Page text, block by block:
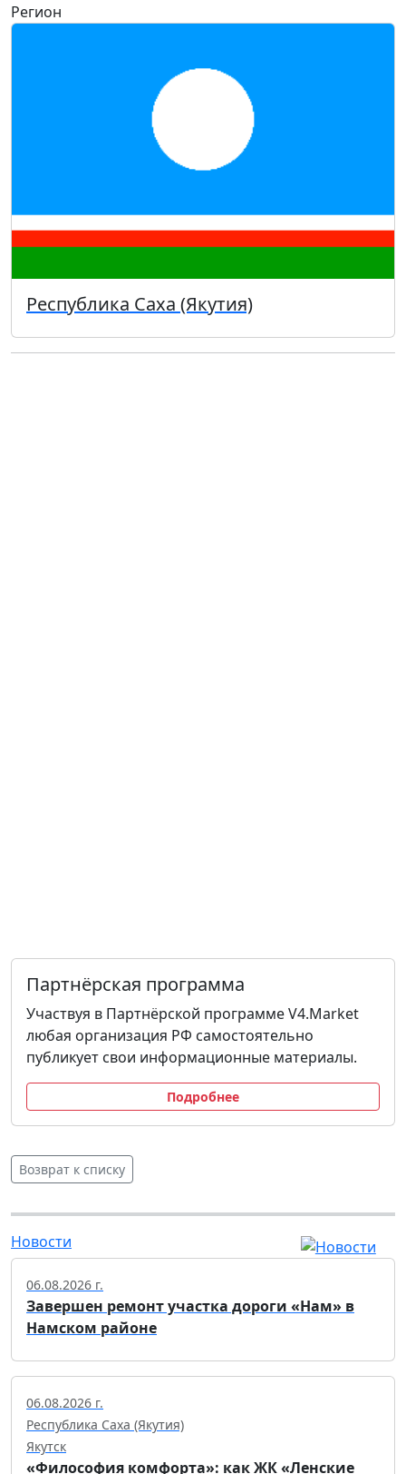
Регион
Республика Саха (Якутия)
Партнёрская программа
Участвуя в Партнёрской программе V4.Market
любая организация РФ самостоятельно
публикует свои информационные материалы.
Подробнее
Возврат к списку
Новости
06.08.2026 г.
Завершен ремонт участка дороги «Нам» в
Намском районе
06.08.2026 г.
Республика Саха (Якутия)
Якутск
«Философия комфорта»: как ЖК «Ленские